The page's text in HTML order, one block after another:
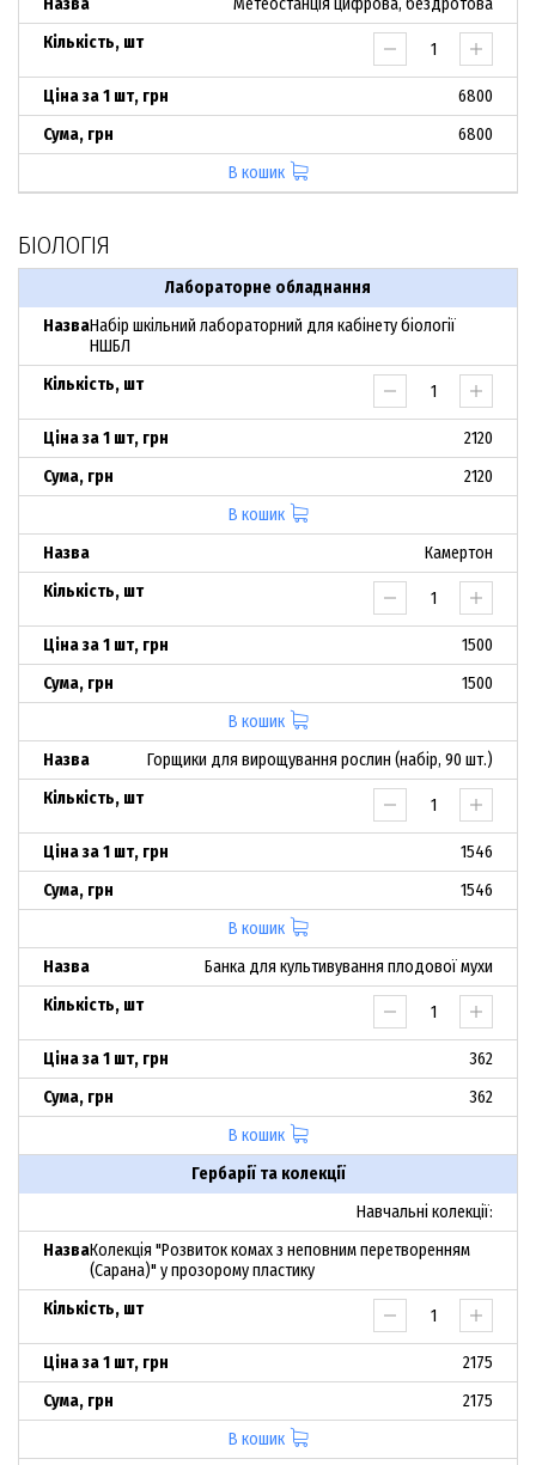
6800
6800
В кошик
БІОЛОГІЯ
Лабораторне обладнання
Набір шкільний лабораторний для кабінету біології
НШБЛ
2120
2120
В кошик
Камертон
1500
1500
В кошик
Горщики для вирощування рослин (набір, 90 шт.)
1546
1546
В кошик
Банка для культивування плодової мухи
362
362
В кошик
Гербарії та колекції
Навчальні колекції:
Колекція "Розвиток комах з неповним перетворенням
(Сарана)" у прозорому пластику
2175
2175
В кошик